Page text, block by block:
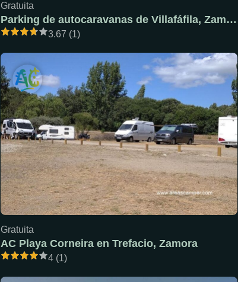
Gratuita
Parking de autocaravanas de Villafáfila, Zamora
3.67 (1)
Gratuita
AC Playa Corneira en Trefacio, Zamora
4 (1)